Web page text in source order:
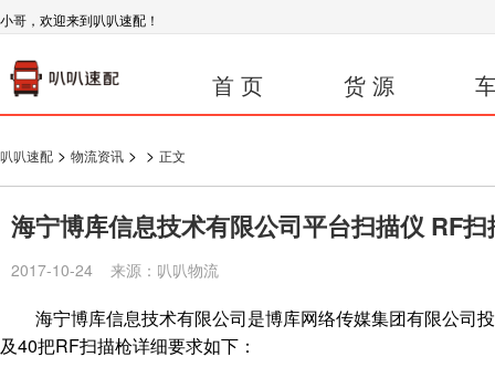
小哥，欢迎来到叭叭速配！
首 页 货 源
叭叭速配 > 物流资讯 > > 正文
海宁博库信息技术有限公司平台扫描仪 RF
2017-10-24 来源：叭叭物流
海宁博库信息技术有限公司是博库网络传媒集团有限公司
及40把RF扫描枪详细要求如下：